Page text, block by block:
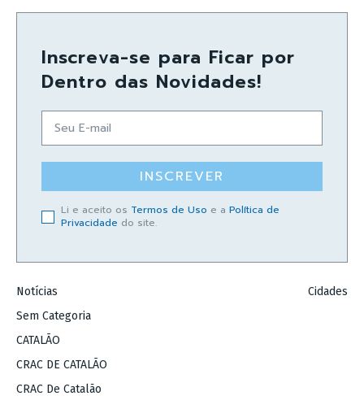
Inscreva-se para Ficar por
Dentro das Novidades!
INSCREVER
Li e aceito os Termos de Uso e a Política de
Privacidade do site.
Notícias
Sem Categoria
CATALÃO
CRAC DE CATALÃO
CRAC De Catalão
Cidades